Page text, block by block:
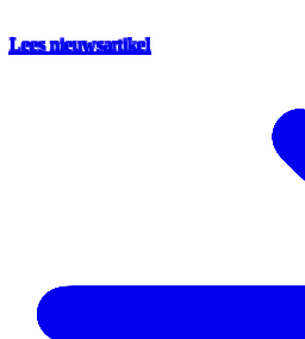
Lees nieuwsartikel